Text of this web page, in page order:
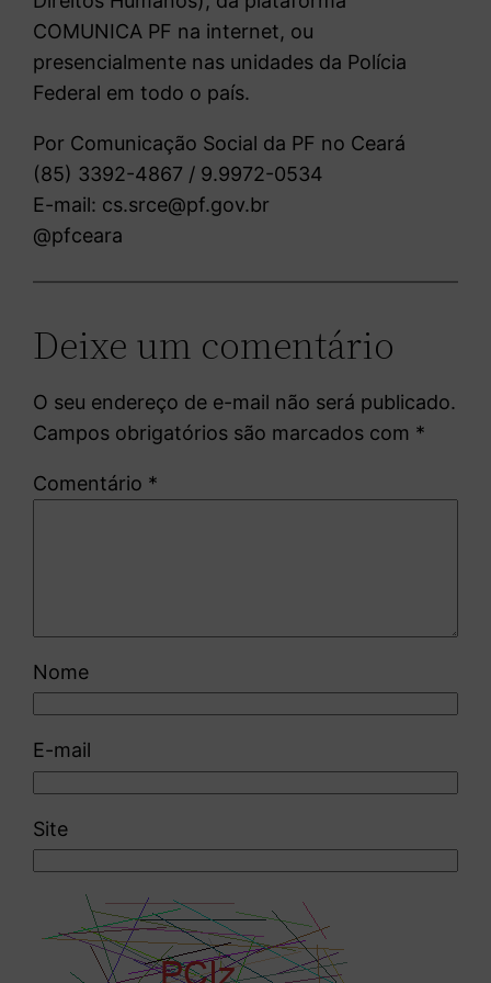
COMUNICA PF na internet, ou
presencialmente nas unidades da Polícia
Federal em todo o país.
Por Comunicação Social da PF no Ceará
(85) 3392-4867 / 9.9972-0534
E-mail: cs.srce@pf.gov.br
@pfceara
Deixe um comentário
O seu endereço de e-mail não será publicado.
Campos obrigatórios são marcados com *
Comentário *
Nome
E-mail
Site